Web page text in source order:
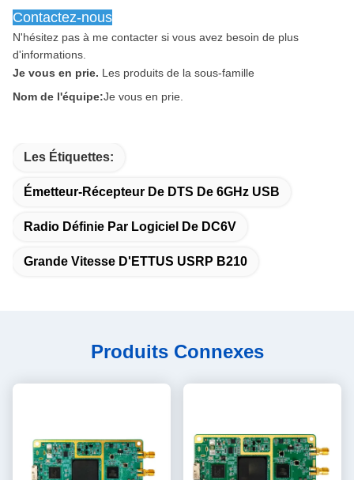
Contactez-nous
N'hésitez pas à me contacter si vous avez besoin de plus
d'informations.
Je vous en prie. Les produits de la sous-famille
Nom de l'équipe:Je vous en prie.
Les Étiquettes:
Émetteur-Récepteur De DTS De 6GHz USB
Radio Définie Par Logiciel De DC6V
Grande Vitesse D'ETTUS USRP B210
Produits Connexes